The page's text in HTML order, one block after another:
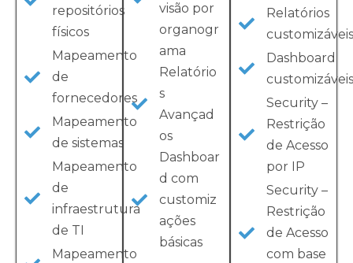
repositórios
físicos
Mapeamento
de
fornecedores
Mapeamento
de sistemas
Mapeamento
de
infraestrutura
de TI
Mapeamento
visão por
organogr
ama
Relatório
s
Avançad
os​
Dashboar
d com
customiz
ações
básicas
Relatórios
customizáveis​
Dashboard
customizáveis​
Security –
Restrição
de Acesso
por IP
Security –
Restrição
de Acesso
com base